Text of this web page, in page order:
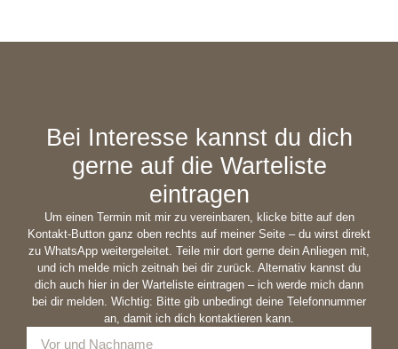
Bei Interesse kannst du dich
gerne auf die Warteliste
eintragen
Um einen Termin mit mir zu vereinbaren, klicke bitte auf den
Kontakt-Button ganz oben rechts auf meiner Seite – du wirst direkt
zu WhatsApp weitergeleitet. Teile mir dort gerne dein Anliegen mit,
und ich melde mich zeitnah bei dir zurück. Alternativ kannst du
dich auch hier in der Warteliste eintragen – ich werde mich dann
bei dir melden. Wichtig: Bitte gib unbedingt deine Telefonnummer
an, damit ich dich kontaktieren kann.